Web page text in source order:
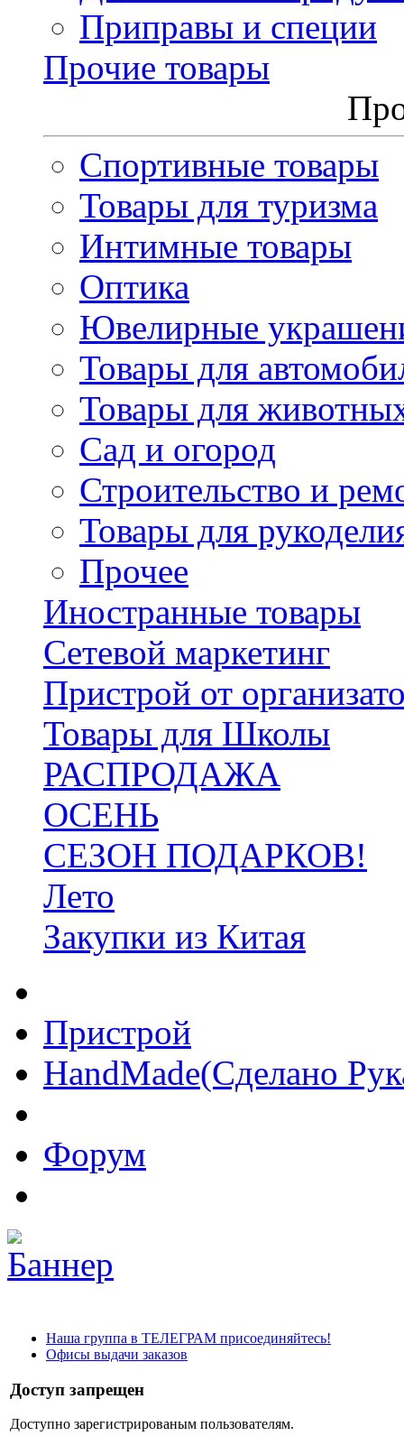
Приправы и специи
Прочие товары
Спортивные товары
Товары для туризма
Интимные товары
Оптика
Ювелирные
Товары для
Товары для
Сад и огород
Строительство и
Товары для
Прочее
Иностранные товары
Сетевой маркетинг
Пристрой от
Товары для Школы
РАСПРОДАЖА
ОСЕНЬ
СЕЗОН ПОДАРКОВ!
Лето
Закупки из Китая
Пристрой
HandMade(Сделано
Форум
Наша группа в ТЕЛЕГРАМ присоединяйтесь!
Офисы выдачи заказов
Доступ запрещен
Доступно зарегистрированым пользователям.